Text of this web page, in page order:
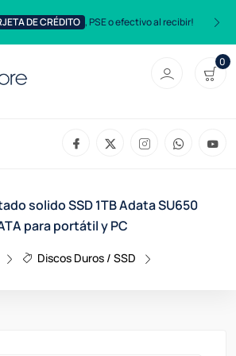
DE CRÉDITO , PSE o efectivo al recibir!
0
solido SSD 1TB Adata SU650
para portátil y PC
Discos Duros / SSD